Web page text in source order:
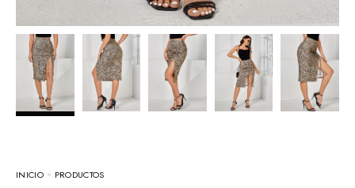
INICIO
PRODUCTOS